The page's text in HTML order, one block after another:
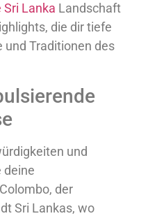
Sri Lanka Landschaft
die dir tiefe
und Traditionen des
und
deine
der
Sri Lankas, wo